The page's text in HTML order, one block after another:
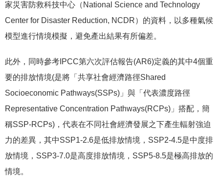
家災害防救科技中心（National Science and Technology
Center for Disaster Reduction, NCDR）的資料，以多種氣候
模型進行情境模擬，避免產出結果有所偏差。
此外，同時參考IPCC第六次評估報告(AR6)定義的其中4個重
要的排放情境(是將「共享社會經濟路徑Shared
Socioeconomic Pathways(SSPs)」與「代表濃度路徑
Representative Concentration Pathways(RCPs)」搭配，簡
稱SSP-RCPs)，代表在不同社會經濟發展之下產生輻射強迫
力的差異，其中SSP1-2.6是低排放情境，SSP2-4.5是中度排
放情境，SSP3-7.0是高度排放情境，SSP5-8.5是極高排放的
情境。